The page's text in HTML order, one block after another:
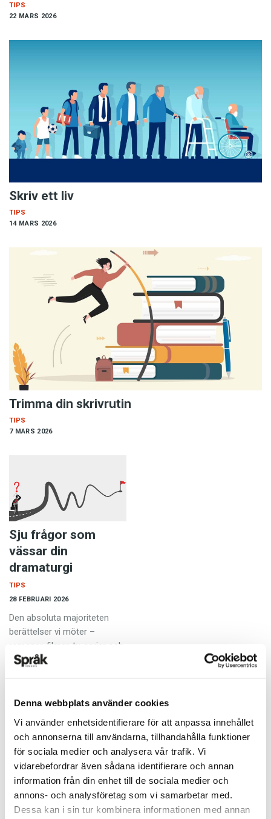
Denna webbplats använder cookies
Vi använder enhetsidentifierare för att anpassa innehållet
och annonserna till användarna, tillhandahålla funktioner
för sociala medier och analysera vår trafik. Vi
vidarebefordrar även sådana identifierare och annan
information från din enhet till de sociala medier och
annons- och analysföretag som vi samarbetar med.
Dessa kan i sin tur kombinera informationen med annan
22 MARS 2026
TIPS
Skriv ett liv
14 MARS 2026
TIPS
Trimma din skrivrutin
7 MARS 2026
TIPS
Sju frågor som
vässar din
dramaturgi
28 FEBRUARI 2026
TIPS
Den absoluta majoriteten
berättelser vi möter –
romaner, filmer, tv-serier och
reportage – följer mer eller
slump. Redan…
Lägg ut rälsen för